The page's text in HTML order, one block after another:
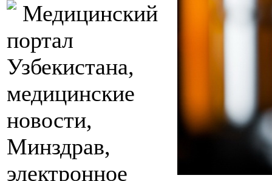
Медицинский
портал
Узбекистана,
медицинские
новости,
Минздрав,
электронное